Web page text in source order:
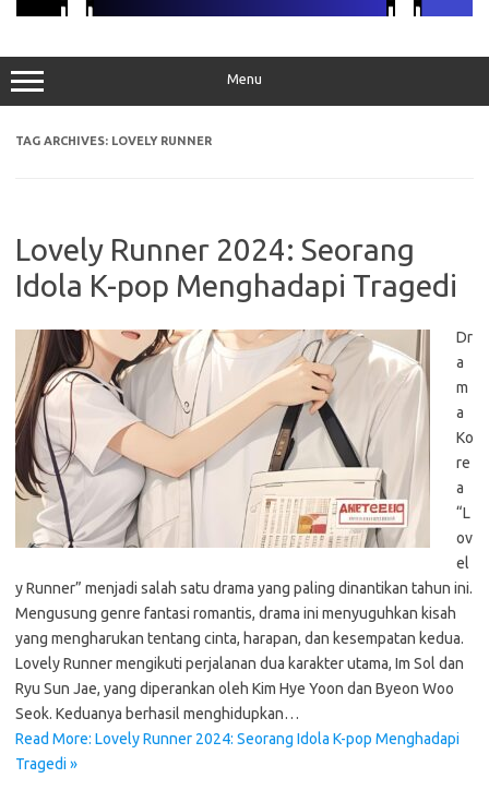
Menu
TAG ARCHIVES: LOVELY RUNNER
Lovely Runner 2024: Seorang
Idola K-pop Menghadapi Tragedi
Dr
a
m
a
Ko
re
a
“L
ov
el
y Runner” menjadi salah satu drama yang paling dinantikan tahun ini.
Mengusung genre fantasi romantis, drama ini menyuguhkan kisah
yang mengharukan tentang cinta, harapan, dan kesempatan kedua.
Lovely Runner mengikuti perjalanan dua karakter utama, Im Sol dan
Ryu Sun Jae, yang diperankan oleh Kim Hye Yoon dan Byeon Woo
Seok. Keduanya berhasil menghidupkan…
Read More: Lovely Runner 2024: Seorang Idola K-pop Menghadapi
Tragedi »